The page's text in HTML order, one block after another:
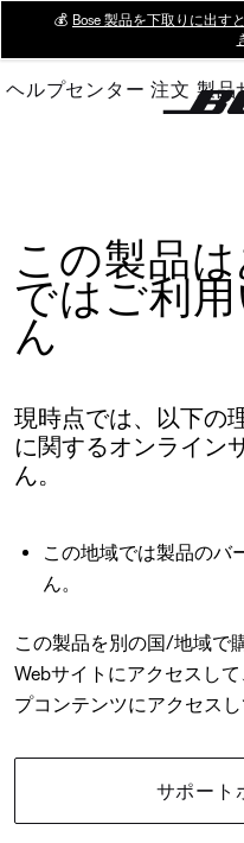
Main
💰 Bose 製品を下取りに出す
ヘルプセンター 注文 製品
この製品
ではご利
ん
現時点では、以下の
に関するオンライン
ん。
この地域では製品のバ
ん。
この製品を別の国/地域で
Webサイトにアクセスし
プコンテンツにアクセスし
サポート